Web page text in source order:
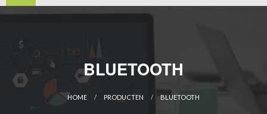
BLUETOOTH
HOME PRODUCTEN CURRENT:
BLUETOOTH